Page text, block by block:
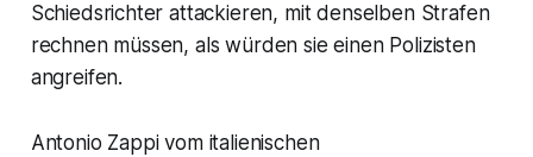
Schiedsrichter attackieren, mit denselben Strafen
rechnen müssen, als würden sie einen Polizisten
angreifen.
Antonio Zappi vom italienischen